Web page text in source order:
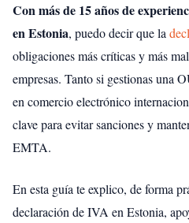
Con más de 15 años de
en Estonia, puedo decir que la
obligaciones más críticas y más
empresas. Tanto si gestionas una
en comercio electrónico
clave para evitar sanciones y
EMTA.
En esta guía te explico, de forma
declaración de IVA en Estonia,